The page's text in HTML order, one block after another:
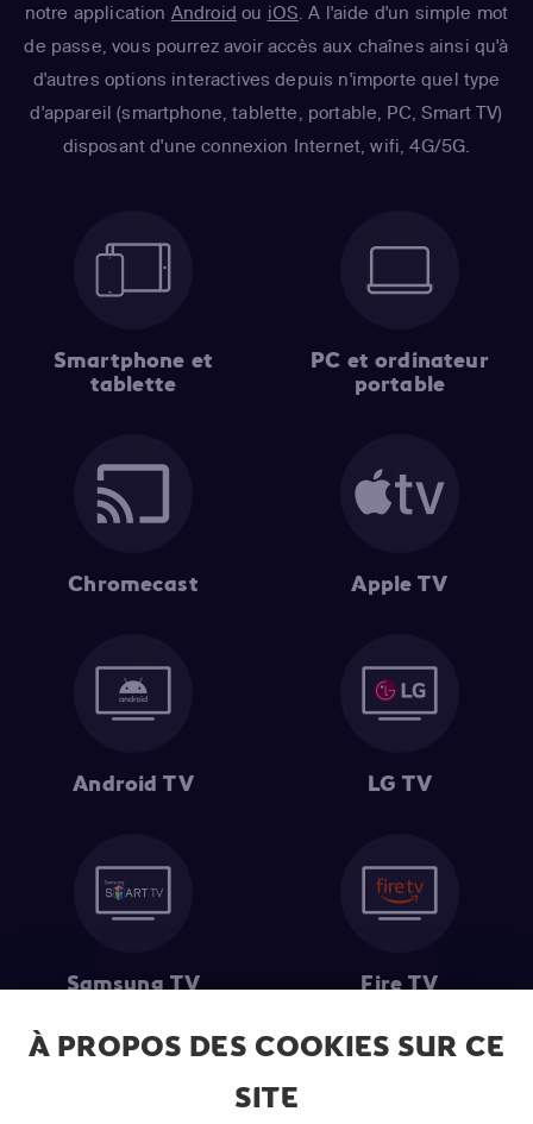
À PROPOS DES COOKIES SUR CE
SITE
notre application Android ou iOS. A l'aide d'un simple mot
de passe, vous pourrez avoir accès aux chaînes ainsi qu'à
d'autres options interactives depuis n'importe quel type
d'appareil (smartphone, tablette, portable, PC, Smart TV)
disposant d'une connexion Internet, wifi, 4G/5G.
Smartphone et
tablette
PC et ordinateur
portable
Chromecast Apple TV
Android TV LG TV
Samsung TV Fire TV